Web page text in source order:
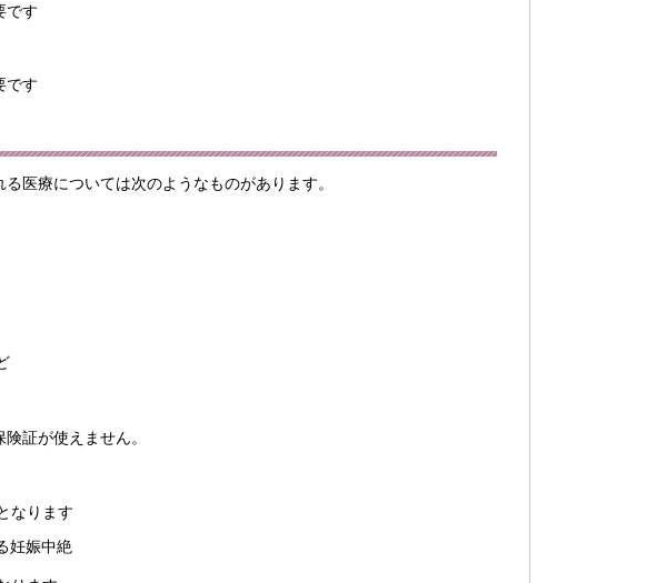
です
です
医療については次のようなものがあります。
証が使えません。
なります
妊娠中絶